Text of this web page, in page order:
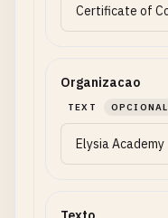
Organizacao
TEXT OPCIONAL